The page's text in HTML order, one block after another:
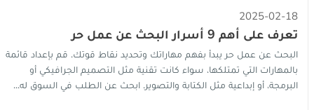
2025-02-18
تعرف على أهم 9 أسرار البحث عن عمل حر
البحث عن عمل حر يبدأ بفهم مهاراتك وتحديد نقاط قوتك. قم بإعداد قائمة
بالمهارات التي تمتلكها، سواء كانت تقنية مثل التصميم الجرافيكي أو
البرمجة، أو إبداعية مثل الكتابة والتصوير. ابحث عن الطلب في السوق له...